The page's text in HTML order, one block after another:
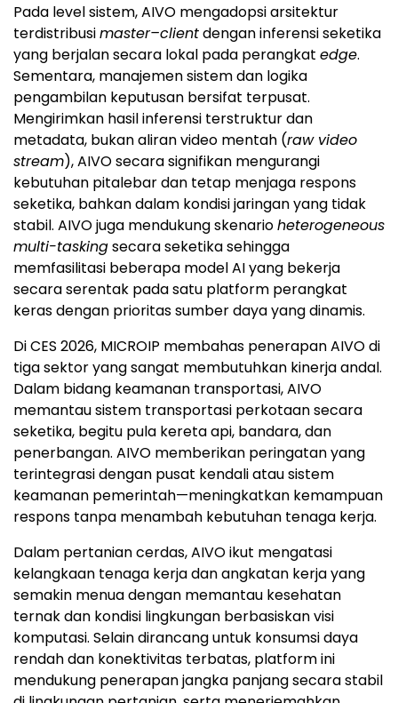
Pada level sistem, AIVO mengadopsi arsitektur
terdistribusimaster–clientdengan inferensi seketika
yang berjalan secara lokal pada perangkat edge.
Sementara, manajemen sistem dan logika
pengambilan keputusan bersifat terpusat.
Mengirimkan hasil inferensi terstruktur dan
metadata, bukan aliran video mentah (raw video
stream), AIVO secara signifikan mengurangi
kebutuhan pitalebar dan tetap menjaga respons
seketika, bahkan dalam kondisi jaringan yang tidak
stabil. AIVO juga mendukung skenarioheterogeneous
multi-taskingsecara seketika sehingga
memfasilitasi beberapa model AI yang bekerja
secara serentak pada satu platform perangkat
keras dengan prioritas sumber daya yang dinamis.
Di CES 2026, MICROIP membahas penerapan AIVO di
tiga sektor yang sangat membutuhkan kinerja andal.
Dalam bidang keamanan transportasi, AIVO
memantau sistem transportasi perkotaan secara
seketika, begitu pula kereta api, bandara, dan
penerbangan. AIVO memberikan peringatan yang
terintegrasi dengan pusat kendali atau sistem
keamanan pemerintah—meningkatkan kemampuan
respons tanpa menambah kebutuhan tenaga kerja.
Dalam pertanian cerdas, AIVO ikut mengatasi
kelangkaan tenaga kerja dan angkatan kerja yang
semakin menua dengan memantau kesehatan
ternak dan kondisi lingkungan berbasiskan visi
komputasi. Selain dirancang untuk konsumsi daya
rendah dan konektivitas terbatas, platform ini
mendukung penerapan jangka panjang secara stabil